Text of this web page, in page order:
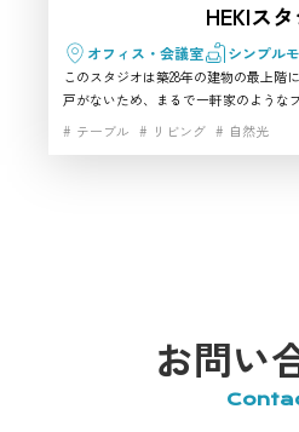
HEKIス
オフィス・会議室 シンプル
このスタジオは築28年の建物の最上階
戸がないため、まるで一軒家のような
影ができます。 メインスペースには幅4.8mの大きなテーブルがあり、
テーブル リビング 自然光
お問い